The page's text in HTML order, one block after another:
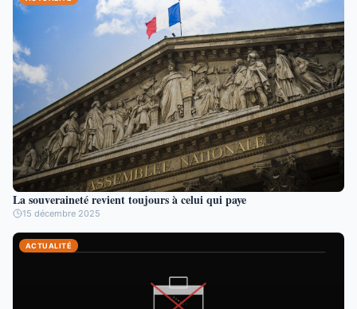
La souveraineté revient toujours à celui qui paye
15 décembre 2025
ACTUALITÉ